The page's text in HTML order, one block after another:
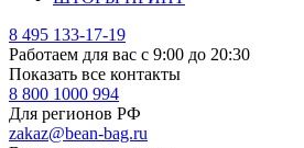
8 495 133-17-19
Работаем для вас с 9:00 до 20:30
Показать все контакты
8 800 1000 994
Для регионов РФ
zakaz@bean-bag.ru